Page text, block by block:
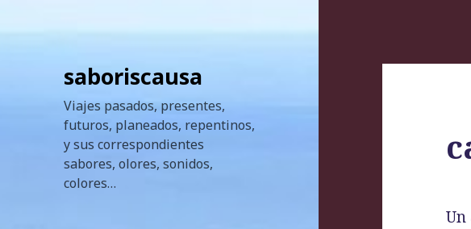
saboriscausa
Viajes pasados, presentes,
futuros, planeados, repentinos,
y sus correspondientes
sabores, olores, sonidos,
colores…